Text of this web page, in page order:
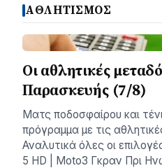
ΑΘΛΗΤΙΣΜΟΣ
Οι αθλητικές
Παρασκευής (7/8)
Ματς ποδοσφαίρου και
πρόγραμμα με τις
Αναλυτικά όλες οι
5 HD | Moto3 Γκραν Πρι